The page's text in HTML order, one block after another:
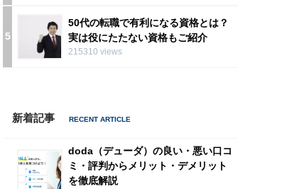
5
50代の転職で有利になる資格とは？
実は役にたたない資格もご紹介
215310 views
新着記事
doda（デューダ）の良い・悪い口コ
ミ・評判からメリット・デメリット
を徹底解説